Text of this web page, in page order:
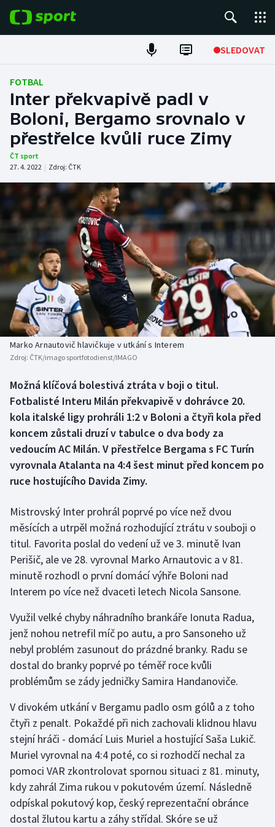
SLEDOVAT
Fotbal
Hokej
Tenis
Atletika
Cyklistika
DALŠÍ SPORTY
Americký fotbal
Baseball a softbal
Basketbal
Biatlon
Box
Curling
Dostihy
Futsal
Golf
Gymnastika
Jezdectví
Judo
Lezení
Lyže a snowboard
Moderní pětiboj
Motorsport
NEPŘEHLÉDNĚTE
Soutěže
Historické návraty
Aplikace ČT sport
FOTBAL
Inter překvapivě padl v
Boloni, Bergamo srovnalo v
přestřelce kvůli ruce Zimy
ČT sport
27. 4. 2022 | Zdroj: ČTK
Marko Arnautovič hlavičkuje v utkání s Interem
Zdroj: ČTK/imago sportfotodienst/IMAGO
Možná klíčová bolestivá ztráta v boji o titul.
Fotbalisté Interu Milán překvapivě v dohrávce 20.
kola italské ligy prohráli 1:2 v Boloni a čtyři kola před
koncem zůstali druzí v tabulce o dva body za
vedoucím AC Milán. V přestřelce Bergama s FC Turín
vyrovnala Atalanta na 4:4 šest minut před koncem po
ruce hostujícího Davida Zimy.
Mistrovský Inter prohrál poprvé po více než dvou
měsících a utrpěl možná rozhodující ztrátu v souboji o
titul. Favorita poslal do vedení už ve 3. minutě Ivan
Perišič, ale ve 28. vyrovnal Marko Arnautovic a v 81.
minutě rozhodl o první domácí výhře Boloni nad
Interem po více než dvaceti letech Nicola Sansone.
Využil velké chyby náhradního brankáře Ionuta Radua,
jenž nohou netrefil míč po autu, a pro Sansoneho už
nebyl problém zasunout do prázdné branky. Radu se
dostal do branky poprvé po téměř roce kvůli
problémům se zády jedničky Samira Handanoviče.
V divokém utkání v Bergamu padlo osm gólů a z toho
čtyři z penalt. Pokaždé při nich zachovali klidnou hlavu
stejní hráči - domácí Luis Muriel a hostující Saša Lukič.
Muriel vyrovnal na 4:4 poté, co si rozhodčí nechal za
pomoci VAR zkontrolovat spornou situaci z 81. minuty,
kdy zahrál Zima rukou v pokutovém území. Následně
odpískal pokutový kop, český reprezentační obránce
dostal žlutou kartu a záhy střídal. Skóre se už